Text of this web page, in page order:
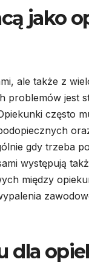
jako
ale także z
problemów jest
często
gdy trzeba
występują
między
dla